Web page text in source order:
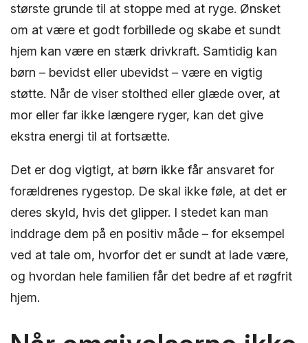
største grunde til at stoppe med at ryge. Ønsket
om at være et godt forbillede og skabe et sundt
hjem kan være en stærk drivkraft. Samtidig kan
børn – bevidst eller ubevidst – være en vigtig
støtte. Når de viser stolthed eller glæde over, at
mor eller far ikke længere ryger, kan det give
ekstra energi til at fortsætte.
Det er dog vigtigt, at børn ikke får ansvaret for
forældrenes rygestop. De skal ikke føle, at det er
deres skyld, hvis det glipper. I stedet kan man
inddrage dem på en positiv måde – for eksempel
ved at tale om, hvorfor det er sundt at lade være,
og hvordan hele familien får det bedre af et røgfrit
hjem.